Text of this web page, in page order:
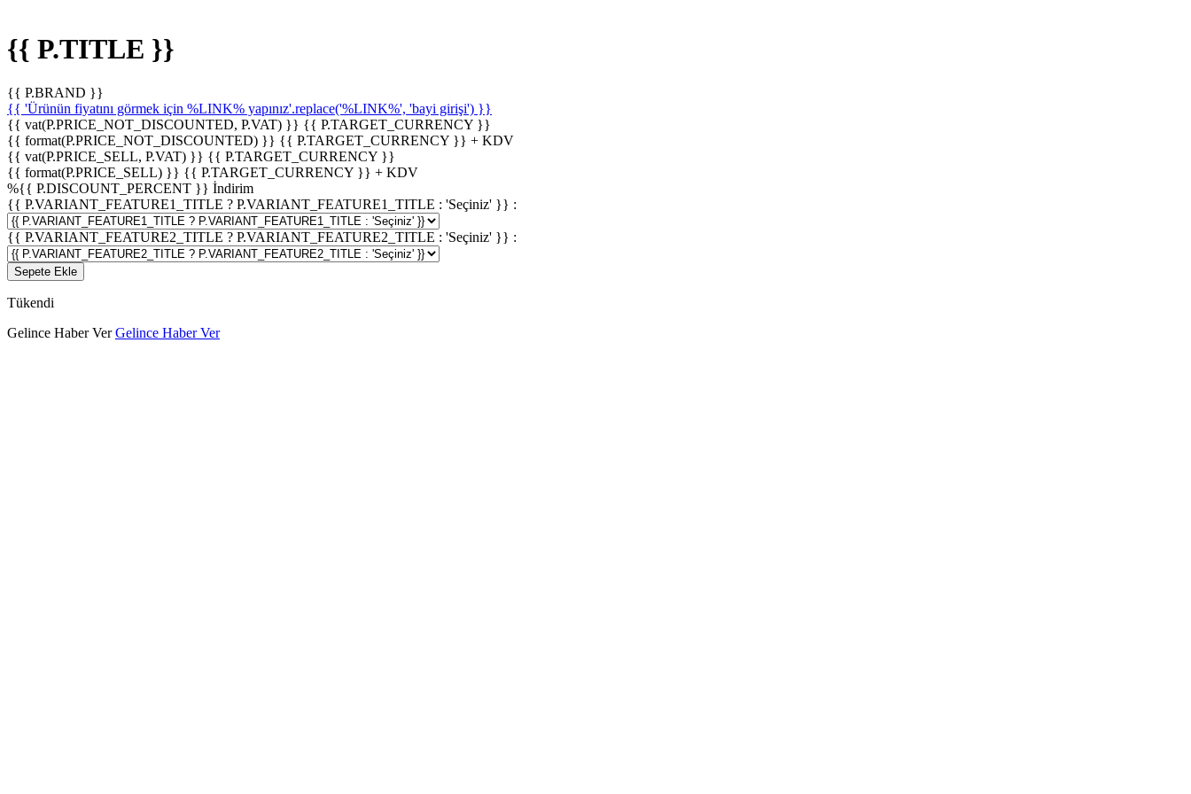
{{ P.TITLE }}
{{ P.BRAND }}
{{ 'Ürünün fiyatını görmek için %LINK% yapınız'.replace('%LINK%', 'bayi girişi') }}
{{ vat(P.PRICE_NOT_DISCOUNTED, P.VAT) }} {{ P.TARGET_CURRENCY }}
{{ format(P.PRICE_NOT_DISCOUNTED) }} {{ P.TARGET_CURRENCY }} + KDV
{{ vat(P.PRICE_SELL, P.VAT) }} {{ P.TARGET_CURRENCY }}
{{ format(P.PRICE_SELL) }} {{ P.TARGET_CURRENCY }} + KDV
%{{ P.DISCOUNT_PERCENT }} İndirim
{{ P.VARIANT_FEATURE1_TITLE ? P.VARIANT_FEATURE1_TITLE : 'Seçiniz' }} :
{{ P.VARIANT_FEATURE2_TITLE ? P.VARIANT_FEATURE2_TITLE : 'Seçiniz' }} :
Sepete Ekle
Tükendi
Gelince Haber Ver Gelince Haber Ver